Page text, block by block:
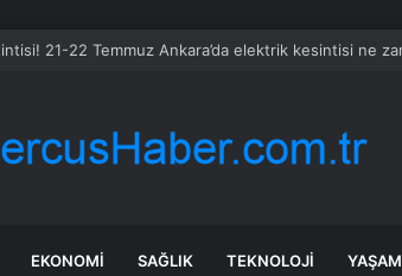
Uruguay, Arjantin ve Peru’yu ziyaret edecek
EKONOMI SAĞLIK TEKNOLOJI YAŞAM